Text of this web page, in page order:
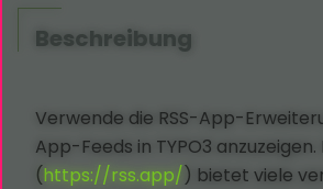
Beschreibung
Verwende die RSS-App-
App-Feeds in TYPO3 anzuzeigen.
(https://rss.app/) bietet viele